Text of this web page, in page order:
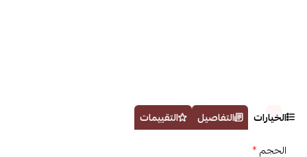
الخيارات التفاصيل
التقييمات
الحجم*